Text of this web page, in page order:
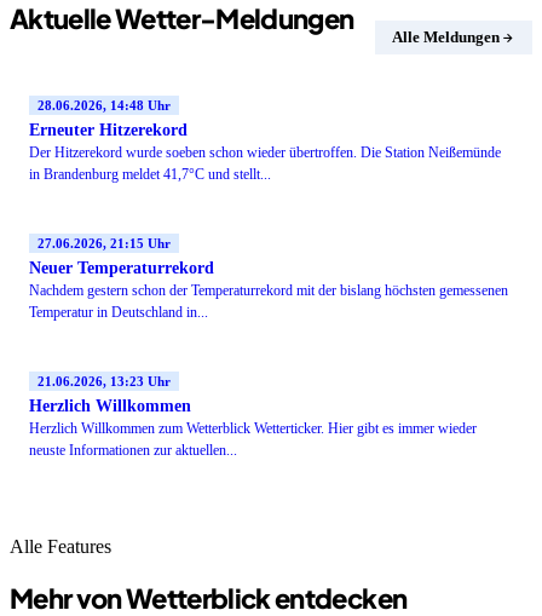
Aktuelle Wetter-Meldungen
Alle Meldungen
28.06.2026, 14:48 Uhr
Erneuter Hitzerekord
Der Hitzerekord wurde soeben schon wieder übertroffen. Die Station Neißemünde
in Brandenburg meldet 41,7°C und stellt...
27.06.2026, 21:15 Uhr
Neuer Temperaturrekord
Nachdem gestern schon der Temperaturrekord mit der bislang höchsten gemessenen
Temperatur in Deutschland in...
21.06.2026, 13:23 Uhr
Herzlich Willkommen
Herzlich Willkommen zum Wetterblick Wetterticker. Hier gibt es immer wieder
neuste Informationen zur aktuellen...
Alle Features
Mehr von Wetterblick entdecken